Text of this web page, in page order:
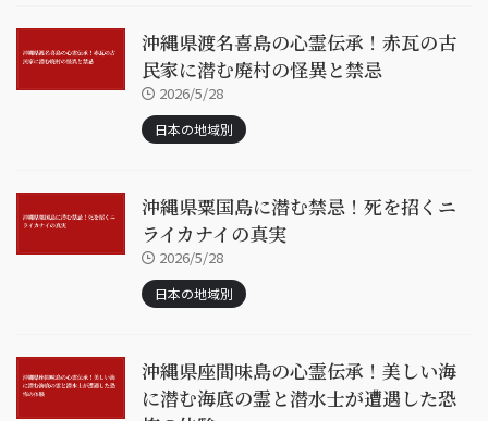
沖縄県渡名喜島の心霊伝承！赤瓦の古
民家に潜む廃村の怪異と禁忌
2026/5/28
日本の地域別
沖縄県粟国島に潜む禁忌！死を招くニ
ライカナイの真実
2026/5/28
日本の地域別
沖縄県座間味島の心霊伝承！美しい海
に潜む海底の霊と潜水士が遭遇した恐